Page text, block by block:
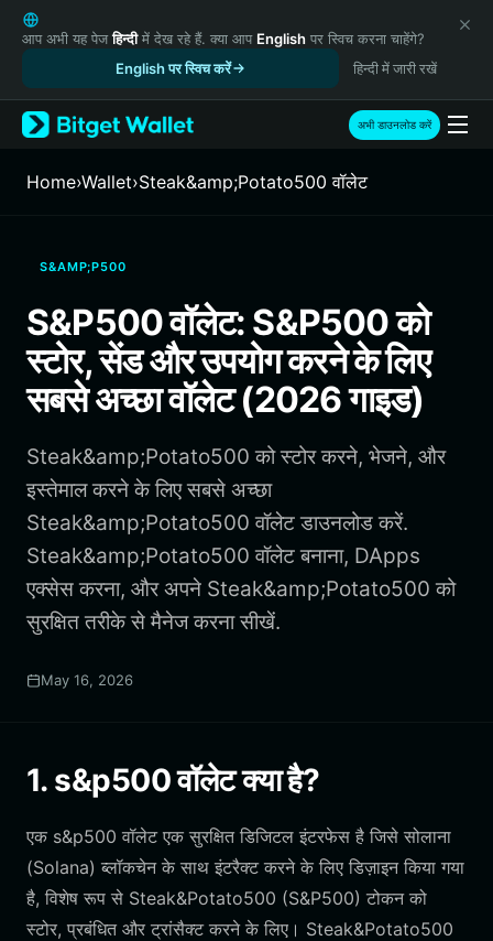
English
日本語
Русский
Español (Latinoamérica)
Türkçe
Italiano
繁體中文
Português (Portugal)
Bahasa Indonesia
ภาษาไทย
Português (Brasil)
Español (Argentina)
आप अभी यह पेजहिन्दीमें देख रहे हैं. क्या आप English पर स्विच करना चाहेंगे?
English पर स्विच करें
हिन्दी में जारी रखें
अभी डाउनलोड करें
Home›Wallet›Steak&amp;Potato500 वॉलेट
S&AMP;P500
S&P500 वॉलेट: S&P500 को
स्टोर, सेंड और उपयोग करने के लिए
सबसे अच्छा वॉलेट (2026 गाइड)
Steak&amp;Potato500 को स्टोर करने, भेजने, और
इस्तेमाल करने के लिए सबसे अच्छा
Steak&amp;Potato500 वॉलेट डाउनलोड करें.
Steak&amp;Potato500 वॉलेट बनाना, DApps
एक्सेस करना, और अपने Steak&amp;Potato500 को
सुरक्षित तरीके से मैनेज करना सीखें.
May 16, 2026
1. s&p500 वॉलेट क्या है?
एक s&p500 वॉलेट एक सुरक्षित डिजिटल इंटरफेस है जिसे सोलाना
(Solana) ब्लॉकचेन के साथ इंटरैक्ट करने के लिए डिज़ाइन किया गया
है, विशेष रूप से Steak&Potato500 (S&P500) टोकन को
स्टोर, प्रबंधित और ट्रांसैक्ट करने के लिए। Steak&Potato500